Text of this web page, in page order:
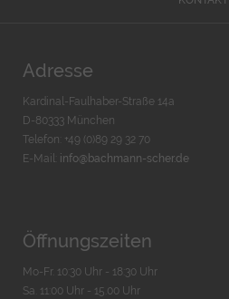
Adresse
Kardinal-Faulhaber-Straße 14a
D-80333 München
Telefon: +49 (0)89 29 32 70
E-Mail: info@bachmann-scher.de
Öffnungszeiten
Mo-Fr. 10:30 Uhr - 18:30 Uhr
Sa. 11:00 Uhr - 15.00 Uhr